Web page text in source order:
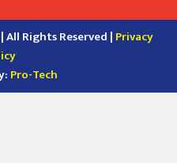
Rights Reserved | Privacy
Pro-Tech